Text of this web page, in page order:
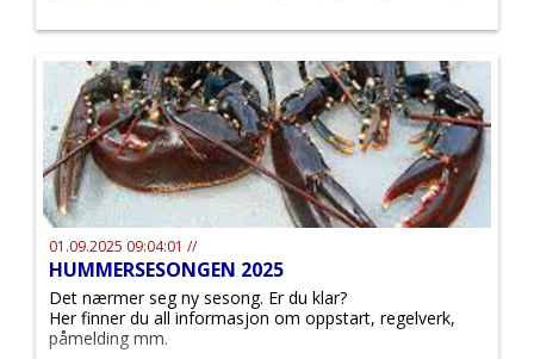
et oppdatert webinar om nye krav til
01.09.2025 09:04:01 //
HUMMERSESONGEN 2025
Det nærmer seg ny sesong. Er du klar?
Her finner du all informasjon om oppstart, regelverk,
påmelding mm.